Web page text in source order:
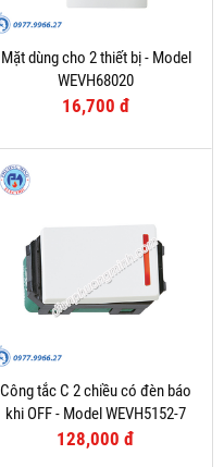
Mặt dùng cho 2 thiết bị - Model
WEVH68020
16,700 đ
Công tắc C 2 chiều có đèn báo
khi OFF - Model WEVH5152-7
128,000 đ